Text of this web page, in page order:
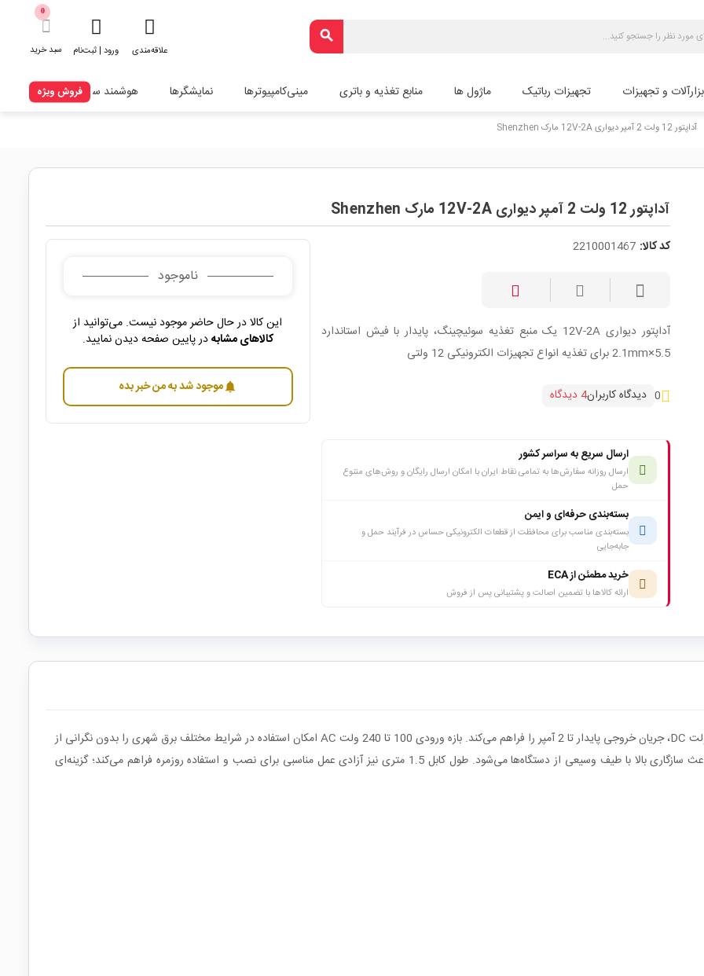
search
علاقه‌مندی ورود | ثبت‌نام
0
سبد خرید
و تجهیزات تجهیزات رباتیک ماژول ها منابع تغذیه و باتری مینی‌کامپیوترها نمایشگرها هوشمند سازیفروش ویژه
آداپتور 12 ولت 2 آمپر دیواری 12V-2A مارک Shenzhen
آداپتور 12 ولت 2 آمپر دیواری 12V-2A مارک Shenzhen
کد کالا: 2210001467
آداپتور دیواری 12V-2A یک منبع تغذیه سوئیچینگ، پایدار با فیش استاندارد
5.5×2.1mm برای تغذیه انواع تجهیزات الکترونیکی 12 ولتی
0 دیدگاه کاربران4 دیدگاه
ارسال سریع به سراسر کشور
ارسال روزانه سفارش‌ها به تمامی نقاط ایران با امکان ارسال رایگان و روش‌های متنوع
حمل
بسته‌بندی حرفه‌ای و ایمن
بسته‌بندی مناسب برای محافظت از قطعات الکترونیکی حساس در فرآیند حمل و
جابه‌جایی
خرید مطمئن از ECA
ارائه کالاها با تضمین اصالت و پشتیبانی پس از فروش
ناموجود
این کالا در حال حاضر موجود نیست. می‌توانید از
کالاهای مشابهدر پایین صفحه دیدن نمایید.
notificationsموجود شد به من خبر بده
این آداپتور از نوع سوئیچینگ بوده و با تبدیل برق شهری به ولتاژ 12 ولت DC، جریان خروجی پایدار تا 2 آمپر را فراهم می‌کند. بازه ورودی 100 تا 240 ولت AC امکان استفاده در شرایط مختلف برق شهری را بدون نگرانی از
نوسان فراهم می‌سازد.استفاده از سرفیش استاندارد 2.1 میلی‌متری باعث سازگاری بالا با طیف وسیعی از دستگاه‌ها می‌شود. طول کابل 1.5 متری نیز آزادی عمل مناسبی برای نصب و استفاده روزمره فراهم می‌کند؛ گزینه‌ای